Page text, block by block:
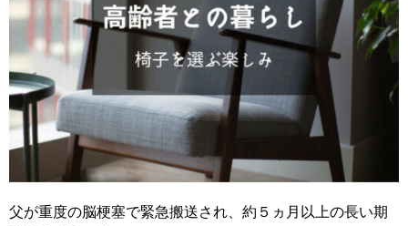
父が重度の脳梗塞で緊急搬送され、約５ヵ月以上の長い期